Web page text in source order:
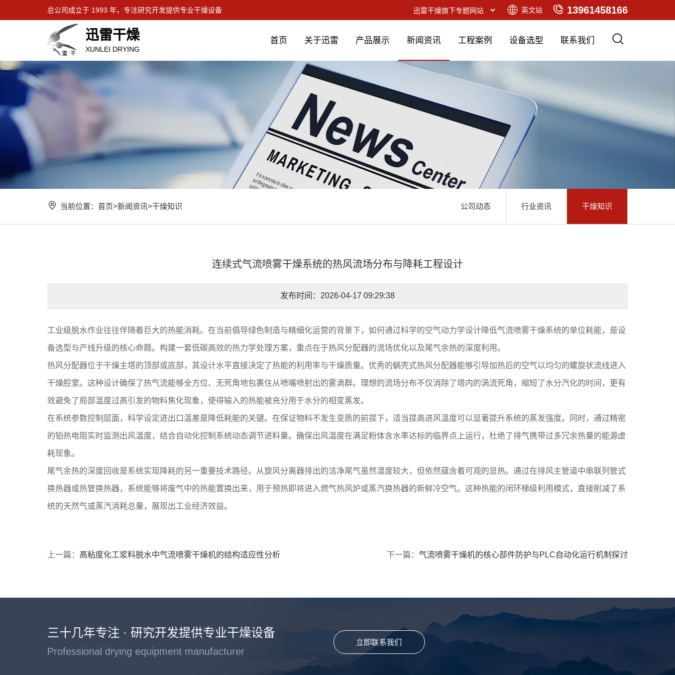
总公司成立于 1993 年，专注研究开发提供专业干燥设备 13961458166
英文站
迅雷干燥
XUNLEI DRYING
首页 关于迅雷 产品展示 新闻资讯 工程案例 设备选型 联系我们
当前位置：首页>新闻资讯>干燥知识 公司动态 行业资讯 干燥知识
连续式气流喷雾干燥系统的热风流场分布与降耗工程设计
发布时间：2026-04-17 09:29:38
工业级脱水作业往往伴随着巨大的热能消耗。在当前倡导绿色制造与精细化运营的背景下，如何通过科学的空气动力学设计降低气流喷雾干燥系统的单位耗能，是设
备选型与产线升级的核心命题。构建一套低碳高效的热力学处理方案，重点在于热风分配器的流场优化以及尾气余热的深度利用。
热风分配器位于干燥主塔的顶部或底部，其设计水平直接决定了热能的利用率与干燥质量。优秀的蜗壳式热风分配器能够引导加热后的空气以均匀的螺旋状流线进入
干燥腔室。这种设计确保了热气流能够全方位、无死角地包裹住从喷嘴喷射出的雾滴群。理想的流场分布不仅消除了塔内的涡流死角，缩短了水分汽化的时间，更有
效避免了局部温度过高引发的物料焦化现象，使得输入的热能被充分用于水分的相变蒸发。
在系统参数控制层面，科学设定进出口温差是降低耗能的关键。在保证物料不发生变质的前提下，适当提高进风温度可以显著提升系统的蒸发强度。同时，通过精密
的铂热电阻实时监测出风温度，结合自动化控制系统动态调节进料量。确保出风温度在满足粉体含水率达标的临界点上运行，杜绝了排气携带过多冗余热量的能源虚
耗现象。
尾气余热的深度回收是系统实现降耗的另一重要技术路径。从旋风分离器排出的洁净尾气虽然湿度较大，但依然蕴含着可观的显热。通过在排风主管道中串联列管式
换热器或热管换热器，系统能够将废气中的热能置换出来，用于预热即将进入燃气热风炉或蒸汽换热器的新鲜冷空气。这种热能的闭环梯级利用模式，直接削减了系
统的天然气或蒸汽消耗总量，展现出工业经济效益。
上一篇： 高粘度化工浆料脱水中气流喷雾干燥机的结构适应性分析 下一篇： 气流喷雾干燥机的核心部件防护与PLC自动化运行机制探讨
三十几年专注 · 研究开发提供专业干燥设备
Professional drying equipment manufacturer
立即联系我们